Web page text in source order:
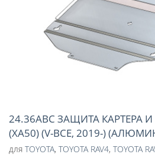
24.36ABC ЗАЩИТА КАРТЕРА И
(XA50) (V-ВСЕ, 2019-)
для TOYOTA, TOYOTA RAV4, TOYOTA